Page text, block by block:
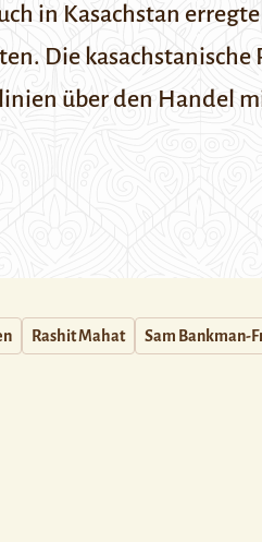
in Kasachstan
Die
über den Handel
Rashit Mahat Sam Bankman-